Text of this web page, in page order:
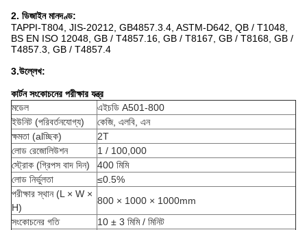
2. ডিজাইন মানদণ্ড:
TAPPI-T804, JIS-20212, GB4857.3.4, ASTM-D642, QB / T1048,
BS EN ISO 12048, GB / T4857.16, GB / T8167, GB / T8168, GB /
T4857.3, GB / T4857.4
3.উল্লেখ:
কার্টন সংকোচনের পরীক্ষার যন্ত্র
মডেল
এইচডি A501-800
ইউনিট (পরিবর্তনযোগ্য)
কেজি, এলবি, এন
ক্ষমতা (alচ্ছিক)
2T
লোড রেজোলিউশন
1 / 100,000
স্ট্রোক (গ্রিপস বাদ দিন)
400 মিমি
লোড নির্ভুলতা
≤0.5%
পরীক্ষার স্থান (L × W ×
H)
800 × 1000 × 1000mm
সংকোচনের গতি
10 ± 3 মিমি / মিনিট